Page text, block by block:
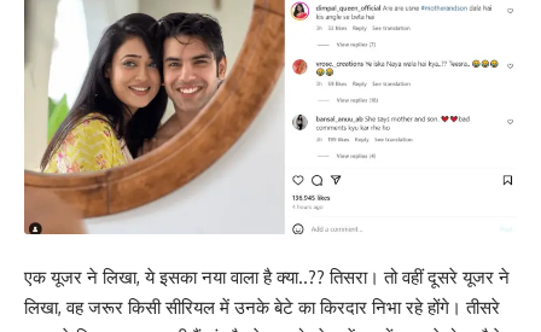
एक यूजर ने लिखा, ये इसका नया वाला है क्या..?? तिसरा। तो वहीं दूसरे यूजर ने
लिखा, वह जरूर किसी सीरियल में उनके बेटे का किरदार निभा रहे होंगे। तीसरे